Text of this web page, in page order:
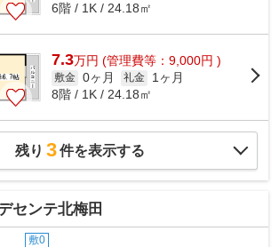
6階 / 1K / 24.18㎡
7.3万円 (管理費等：9,000円 )
敷金 0ヶ月 礼金
1ヶ月
8階 / 1K / 24.18㎡
残り 3件を表示する
センテ北梅田
敷0